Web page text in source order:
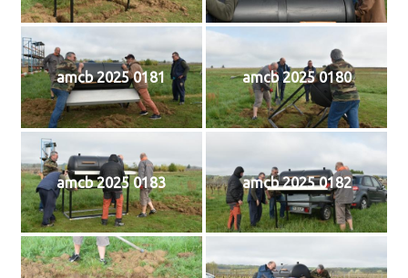
amcb 2025 0181 amcb 2025 0180
amcb 2025 0183 amcb 2025 0182